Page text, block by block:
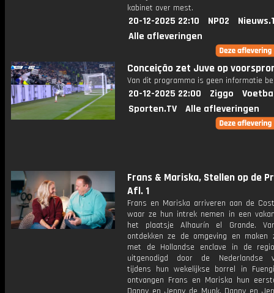
kabinet over mest.
20-12-2025 22:10 NPO2
Alle afleveringen
Conceição zet Juve op
Van dit programma is geen informatie
20-12-2025 22:00 Ziggo
Sporten.TV
Alle afleveringen
Frans & Mariska, Stellen op de
Afl. 1
Frans en Mariska arriveren aan de
waar ze hun intrek nemen in een
het plaatsje Alhaurín el Grande.
ontdekken ze de omgeving en maken
met de Hollandse enclave in de
uitgenodigd door de Nederlandse
tijdens hun wekelijkse borrel in
ontvangen Frans en Mariska hun